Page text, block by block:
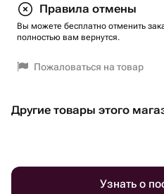
Правила отмены
Вы можете бесплатно отменить
полностью вам вернутся.
Пожаловаться на товар
Другие товары этого
Узнать о